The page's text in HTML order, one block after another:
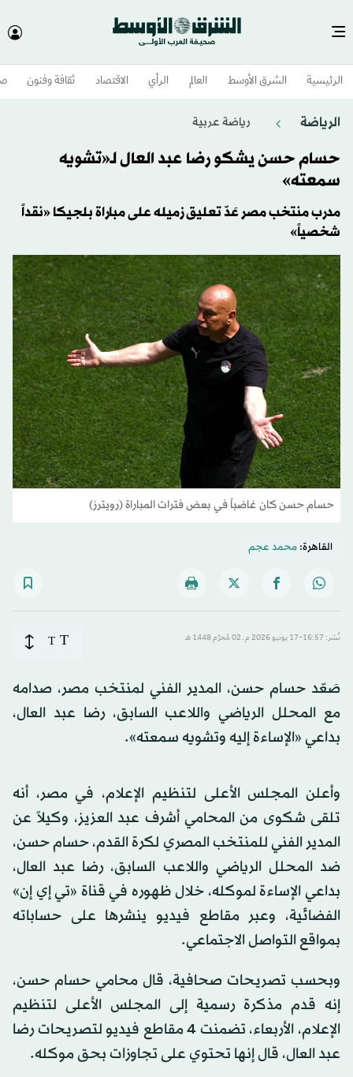
الرئيسية الشرق الأوسط​ العالم الرأي الاقتصاد ثقافة وفنون
الرياضة رياضة عربية
حسام حسن يشكو رضا عبد العال لـ«تشويه
سمعته»
مدرب منتخب مصر عَدّ تعليق زميله على مباراة بلجيكا «نقداً
شخصياً»
حسام حسن كان غاضباً في بعض فترات المباراة (رويترز)
القاهرة:محمد عجم
نُشر: 16:57-17 يونيو 2026 م ـ 02 مُحرَّم 1448 هـ T
T
صَعّد حسام حسن، المدير الفني لمنتخب مصر، صدامه
مع المحلل الرياضي واللاعب السابق، رضا عبد العال،
بداعي «الإساءة إليه وتشويه سمعته».
وأعلن المجلس الأعلى لتنظيم الإعلام، في مصر، أنه
تلقى شكوى من المحامي أشرف عبد العزيز، وكيلاً عن
المدير الفني للمنتخب المصري لكرة القدم، حسام حسن،
ضد المحلل الرياضي واللاعب السابق، رضا عبد العال،
بداعي الإساءة لموكله، خلال ظهوره في قناة «تي إي إن»
الفضائية، وعبر مقاطع فيديو ينشرها على حساباته
بمواقع التواصل الاجتماعي.
وبحسب تصريحات صحافية، قال محامي حسام حسن،
إنه قدم مذكرة رسمية إلى المجلس الأعلى لتنظيم
الإعلام، الأربعاء، تضمنت 4 مقاطع فيديو لتصريحات رضا
عبد العال، قال إنها تحتوي على تجاوزات بحق موكله.